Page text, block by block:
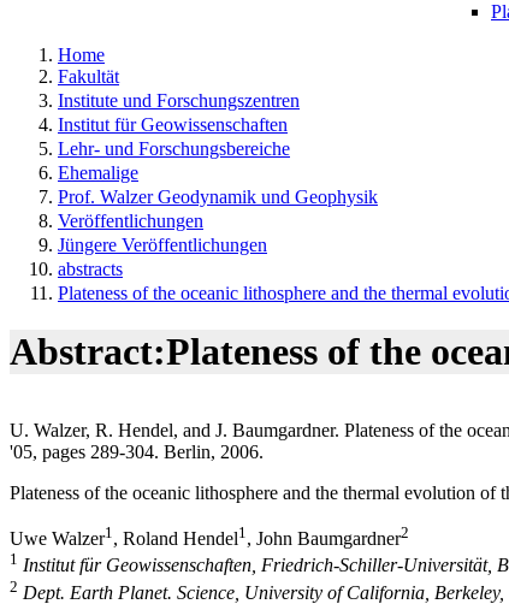
Home
Fakultät
Institute und Forschungszentren
Institut für Geowissenschaften
Lehr- und Forschungsbereiche
Ehemalige
Prof. Walzer Geodynamik und Geophysik
Veröffentlichungen
Jüngere Veröffentlichungen
abstracts
Plateness of the oceanic lithosphere and the thermal
Abstract:Plateness of the
U. Walzer, R. Hendel, and J. Baumgardner. Plateness of the
'05, pages 289-304. Berlin, 2006.
Plateness of the oceanic lithosphere and the thermal evolution of
Uwe Walzer1 , Roland Hendel1 , John Baumgardner2
1 Institut für Geowissenschaften, Friedrich-Schiller-Universität,
2 Dept. Earth Planet. Science, University of California,